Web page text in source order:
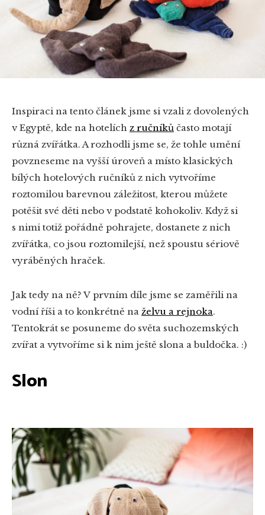
Inspiraci na tento článek jsme si vzali z dovolených
v Egyptě, kde na hotelích z ručníků často motají
různá zvířátka. A rozhodli jsme se, že tohle umění
povzneseme na vyšší úroveň a místo klasických
bílých hotelových ručníků z nich vytvoříme
roztomilou barevnou záležitost, kterou můžete
potěšit své děti nebo v podstatě kohokoliv. Když si
s nimi totiž pořádně pohrajete, dostanete z nich
zvířátka, co jsou roztomilejší, než spoustu sériově
vyráběných hraček.
Jak tedy na ně? V prvním díle jsme se zaměřili na
vodní říši a to konkrétně na želvu a rejnoka.
Tentokrát se posuneme do světa suchozemských
zvířat a vytvoříme si k nim ještě slona a buldočka. :)
Slon